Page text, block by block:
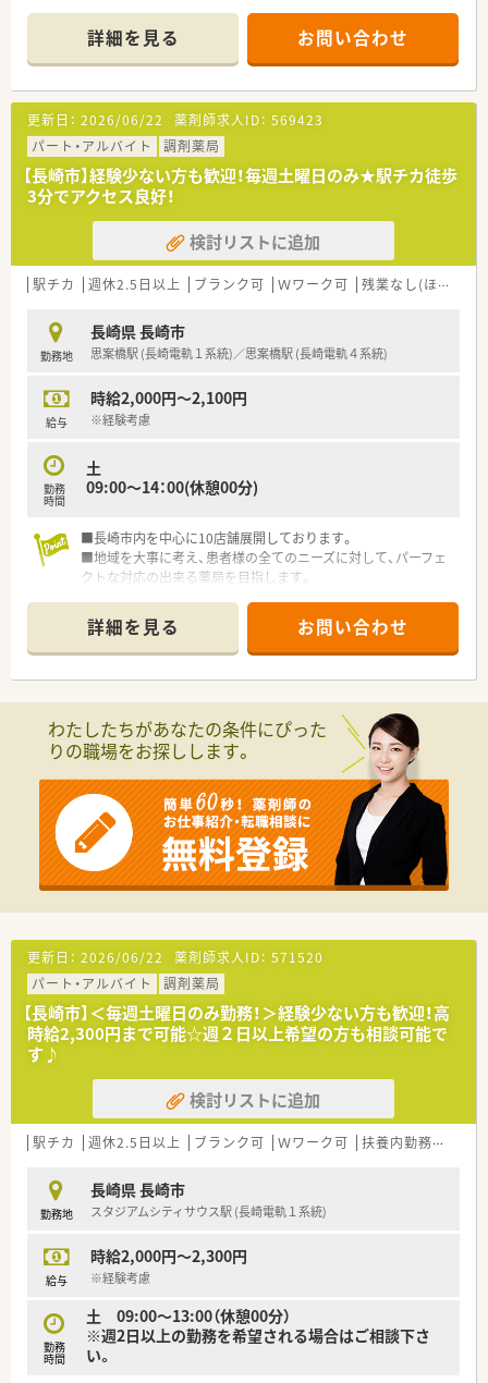
■在宅業務（居宅・施設）も実施されています。
■患者さまの不安に寄り添い、丁寧な服薬指導にこだわっている
企業です。
詳細を見る お問い合わせ
更新日： 2026/06/22 薬剤師求人ID： 569423
パート・アルバイト
調剤薬局
【長崎市】経験少ない方も歓迎！毎週土曜日のみ★駅チカ徒歩
3分でアクセス良好！
検討リストに追加
駅チカ 週休2.5日以上 ブランク可 Ｗワーク可 残業なし(ほぼなし含む)
勤務地
長崎県 長崎市
思案橋駅 (長崎電軌１系統)／思案橋駅 (長崎電軌４系統)
給与
時給2,000円～2,100円
※経験考慮
勤務
時間
土
09:00～14：00(休憩00分)
■長崎市内を中心に10店舗展開しております。
■地域を大事に考え、患者様の全てのニーズに対して、パーフェ
クトな対応の出来る薬局を目指します。
療福祉向上の為、日頃精進し躍進していきたいと考えておりま
す。
■人員体制は余裕を持って配置する考え方です。
■社員の意見をしっかりと取り入れる社風です。皆様意見をし
■企業検診も他社よりも手厚く（胃カメラや乳がん検診など）福
利厚生も充実しております。
■毎年新卒採用もされているため20代～30代の方も多く、店舗
■定年後も長く安定した働き方ができる企業です。
■社員の安全の為の防犯意識も高い会社で、定期的に訓練も行っ
ておられます。
詳細を見る お問い合わせ
わたしたちがあなたの条件にぴった
りの職場をお探しします。
更新日： 2026/06/22 薬剤師求人ID： 571520
パート・アルバイト
調剤薬局
【長崎市】＜毎週土曜日のみ勤務！＞経験少ない方も歓迎！高
時給2,300円まで可能☆週２日以上希望の方も相談可能で
す♪
検討リストに追加
駅チカ 週休2.5日以上 ブランク可 Ｗワーク可 扶養内勤務OK
勤務地
長崎県 長崎市
スタジアムシティサウス駅 (長崎電軌１系統)
給与
時給2,000円～2,300円
※経験考慮
勤務
時間
土 09:00～13:00（休憩00分）
※週2日以上の勤務を希望される場合はご相談下さ
い。